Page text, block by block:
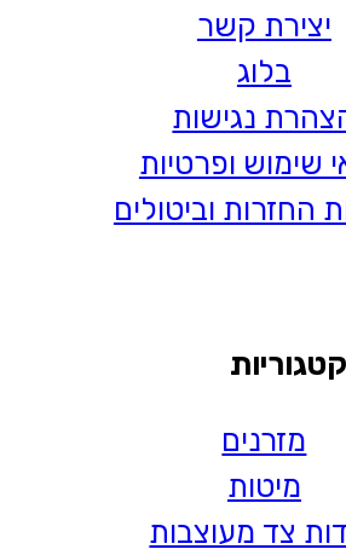
יצירת קשר
בלוג
נגישות
שימוש ופרטיות
החזרות וביטולים
קטגוריות
מזרנים
מיטות
צד מעוצבות